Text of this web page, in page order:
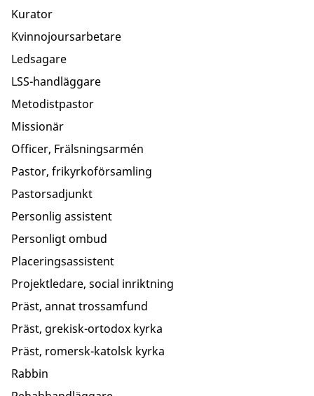
Kurator
Kvinnojoursarbetare
Ledsagare
LSS-handläggare
Metodistpastor
Missionär
Officer, Frälsningsarmén
Pastor, frikyrkoförsamling
Pastorsadjunkt
Personlig assistent
Personligt ombud
Placeringsassistent
Projektledare, social inriktning
Präst, annat trossamfund
Präst, grekisk-ortodox kyrka
Präst, romersk-katolsk kyrka
Rabbin